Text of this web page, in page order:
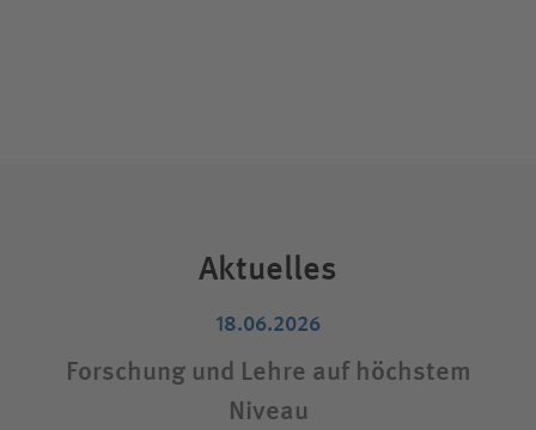
Aktuelles
18.06.2026
Forschung und Lehre auf höchstem
Niveau